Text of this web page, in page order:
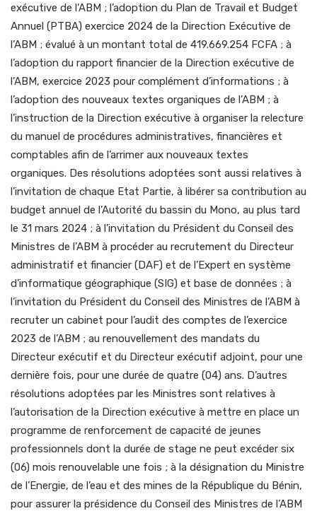
exécutive de l’ABM ; l’adoption du Plan de Travail et Budget
Annuel (PTBA) exercice 2024 de la Direction Exécutive de
l’ABM ; évalué à un montant total de 419.669.254 FCFA ; à
l’adoption du rapport financier de la Direction exécutive de
l’ABM, exercice 2023 pour complément d’informations ; à
l’adoption des nouveaux textes organiques de l’ABM ; à
l’instruction de la Direction exécutive à organiser la relecture
du manuel de procédures administratives, financières et
comptables afin de l’arrimer aux nouveaux textes
organiques. Des résolutions adoptées sont aussi relatives à
l’invitation de chaque Etat Partie, à libérer sa contribution au
budget annuel de l’Autorité du bassin du Mono, au plus tard
le 31 mars 2024 ; à l’invitation du Président du Conseil des
Ministres de l’ABM à procéder au recrutement du Directeur
administratif et financier (DAF) et de l’Expert en système
d’informatique géographique (SIG) et base de données ; à
l’invitation du Président du Conseil des Ministres de l’ABM à
recruter un cabinet pour l’audit des comptes de l’exercice
2023 de l’ABM ; au renouvellement des mandats du
Directeur exécutif et du Directeur exécutif adjoint, pour une
dernière fois, pour une durée de quatre (04) ans. D’autres
résolutions adoptées par les Ministres sont relatives à
l’autorisation de la Direction exécutive à mettre en place un
programme de renforcement de capacité de jeunes
professionnels dont la durée de stage ne peut excéder six
(06) mois renouvelable une fois ; à la désignation du Ministre
de l’Energie, de l’eau et des mines de la République du Bénin,
pour assurer la présidence du Conseil des Ministres de l’ABM